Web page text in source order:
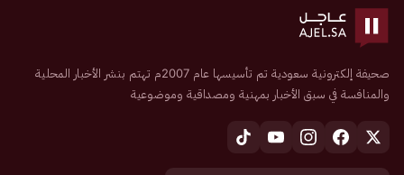
صحيفة إلكترونية سعودية تم تأسيسها عام 2007م تهتم بنشر الأخبار المحلية
والمنافسة في سبق الأخبار بمهنية ومصداقية وموضوعية